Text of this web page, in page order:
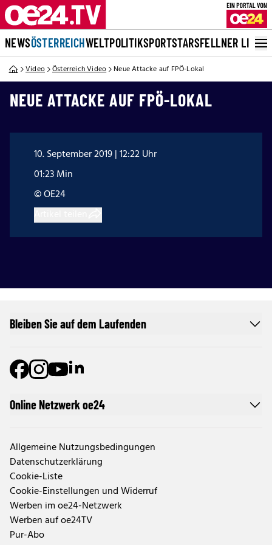
NEWSÖSTERREICHWELTPOLITIKSPORTSTARSFELLNER LIVE
Video Österreich Video Neue Attacke auf FPÖ-Lokal
NEUE ATTACKE AUF FPÖ-LOKAL
10. September 2019 | 12:22 Uhr
01:23 Min
© OE24
Online Netzwerk oe24
Allgemeine Nutzungsbedingungen
Datenschutzerklärung
Cookie-Liste
Cookie-Einstellungen und Widerruf
Werben im oe24-Netzwerk
Werben auf oe24TV
Pur-Abo
Bleiben Sie auf dem Laufenden